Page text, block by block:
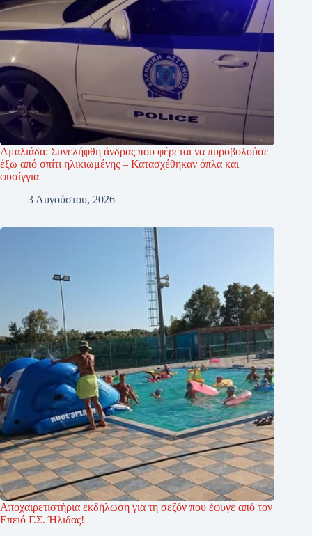
Αμαλιάδα: Συνελήφθη άνδρας που φέρεται να πυροβολούσε
έξω από σπίτι ηλικιωμένης – Κατασχέθηκαν όπλα και
φυσίγγια
3 Αυγούστου, 2026
Αποχαιρετιστήρια εκδήλωση για τη σεζόν που έφυγε από τον
Επειό Γ.Σ. Ήλιδας!